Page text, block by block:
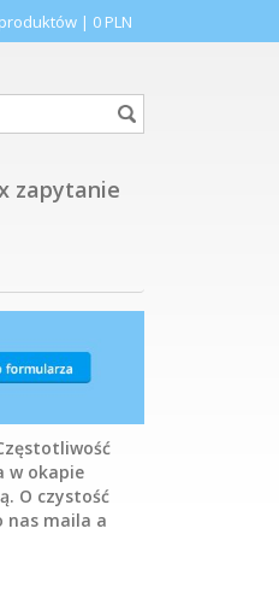
produktów | 0 PLN
zapytanie
w okapie
O czystość
nas maila a